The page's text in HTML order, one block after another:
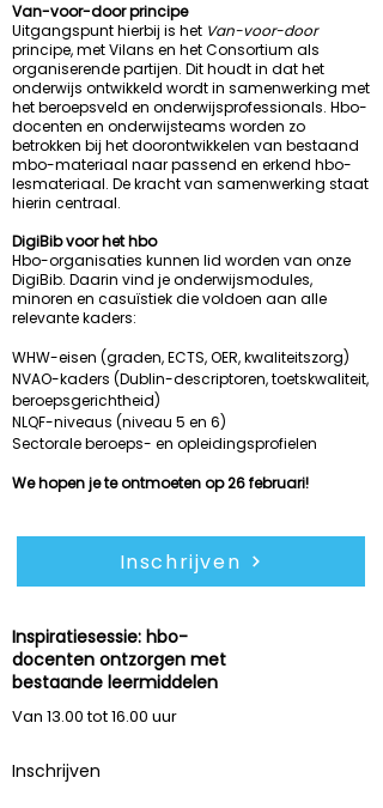
Van-voor-door principe
Uitgangspunt hierbij is het Van-voor-door
principe, met Vilans en het Consortium als
organiserende partijen. Dit houdt in dat het
onderwijs ontwikkeld wordt in samenwerking met
het beroepsveld en onderwijsprofessionals. Hbo-
docenten en onderwijsteams worden zo
betrokken bij het doorontwikkelen van bestaand
mbo-materiaal naar passend en erkend hbo-
lesmateriaal. De kracht van samenwerking staat
hierin centraal.
DigiBib voor het hbo
Hbo-organisaties kunnen lid worden van onze
DigiBib. Daarin vind je onderwijsmodules,
minoren en casuïstiek die voldoen aan alle
relevante kaders:
WHW-eisen (graden, ECTS, OER, kwaliteitszorg)
NVAO-kaders (Dublin-descriptoren, toetskwaliteit,
beroepsgerichtheid)
NLQF-niveaus (niveau 5 en 6)
Sectorale beroeps- en opleidingsprofielen
We hopen je te ontmoeten op 26 februari!
Inschrijven
Inspiratiesessie: hbo-
docenten ontzorgen met
bestaande leermiddelen
Van 13.00 tot 16.00 uur
Inschrijven